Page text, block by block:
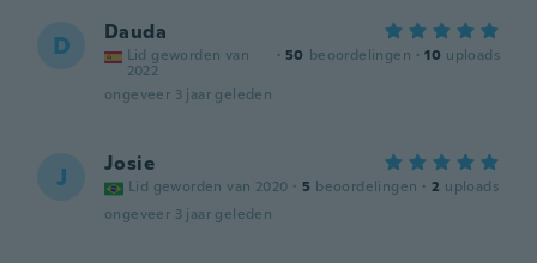
D Dauda
Lid geworden van
2022
· 50 beoordelingen · 10 uploads
ongeveer 3 jaar geleden
J Josie
Lid geworden van 2020 · 5 beoordelingen · 2 uploads
ongeveer 3 jaar geleden